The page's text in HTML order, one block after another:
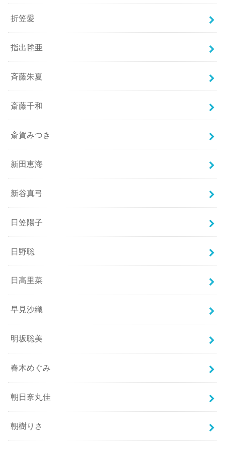
折笠愛
指出毬亜
斉藤朱夏
斎藤千和
斎賀みつき
新田恵海
新谷真弓
日笠陽子
日野聡
日高里菜
早見沙織
明坂聡美
春木めぐみ
朝日奈丸佳
朝樹りさ